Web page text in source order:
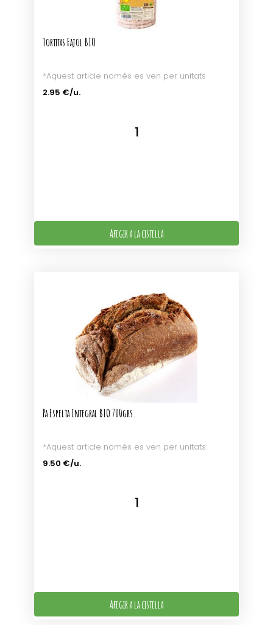
Tortitas Fajol BIO
*Aquest article només es ven per unitats
2.95 €/u.
Afegir a la cistella
Pa Espelta Integral BIO 700grs.
*Aquest article només es ven per unitats
9.50 €/u.
Afegir a la cistella